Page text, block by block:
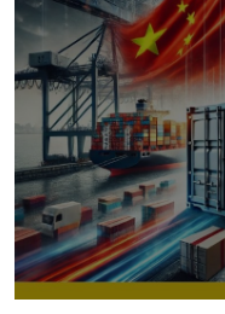
Nazione arrivo
quantità
1